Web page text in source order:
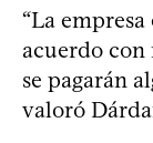
“La
acuerdo con
se pagarán
valoró